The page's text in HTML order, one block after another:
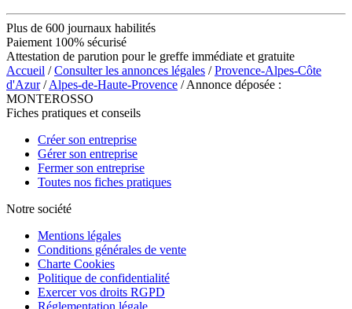
Plus de 600 journaux habilités
Paiement 100% sécurisé
Attestation de parution pour le greffe immédiate et gratuite
Accueil /Consulter les annonces légales /Provence-Alpes-Côte
d'Azur/Alpes-de-Haute-Provence / Annonce déposée :
MONTEROSSO
Fiches pratiques et conseils
Créer son entreprise
Gérer son entreprise
Fermer son entreprise
Toutes nos fiches pratiques
Notre société
Mentions légales
Conditions générales de vente
Charte Cookies
Politique de confidentialité
Exercer vos droits RGPD
Réglementation légale